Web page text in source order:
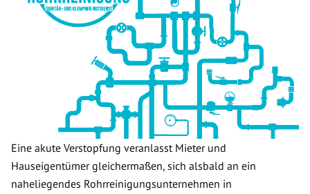
Eine akute Verstopfung veranlasst Mieter und
Hauseigentümer gleichermaßen, sich alsbald an ein
naheliegendes Rohrreinigungsunternehmen in